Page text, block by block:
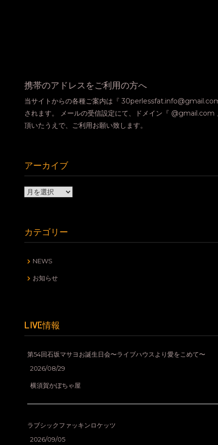
携帯のアドレスをご利用の方へ
当サイトからの各種ご案内は『
されます。 メールの受信設定にて、ドメイン『 @gmail.com
頂いたうえで、ご利用お願い致します。
アーカイブ
ア
イ
ブ
カテゴリー
NEWS
お知らせ
LIVE情報
第54回石坂マサヨお誕生日会〜ライブハウスより愛をこめて〜
2026/08/29
横須賀かぼちゃ屋
ラブシックファッキンロケッツ
2026/09/05